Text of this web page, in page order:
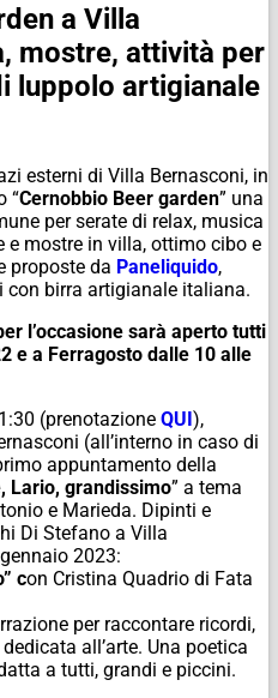
a Villa
mostre, attività per
luppolo artigianale
esterni di Villa Bernasconi, in
“Cernobbio Beer garden” una
per serate di relax, musica
e mostre in villa, ottimo cibo e
proposte da Paneliquido,
birra artigianale italiana.
l’occasione sarà aperto tutti
e a Ferragosto dalle 10 alle
(prenotazione QUI),
(all’interno in caso di
appuntamento della
Lario, grandissimo” a tema
e Marieda. Dipinti e
Di Stefano a Villa
2023:
con Cristina Quadrio di Fata
per raccontare ricordi,
all’arte. Una poetica
a tutti, grandi e piccini.